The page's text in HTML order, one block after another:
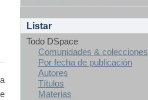
Listar
Todo DSpace
Comunidades & colecciones
Por fecha de publicación
Autores
Títulos
Materias